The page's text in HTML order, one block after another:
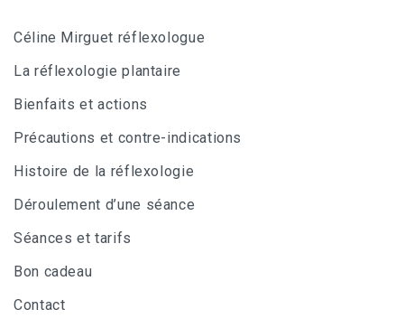
Céline Mirguet réflexologue
La réflexologie plantaire
Bienfaits et actions
Précautions et contre-indications
Histoire de la réflexologie
Déroulement d’une séance
Séances et tarifs
Bon cadeau
Contact